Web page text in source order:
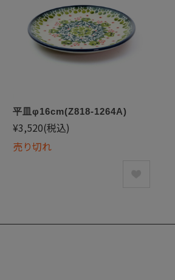
平皿φ16cm(Z818-1264A)
¥3,520(税込)
売り切れ